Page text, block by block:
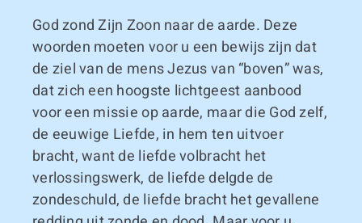
God zond Zijn Zoon naar de aarde. Deze
woorden moeten voor u een bewijs zijn dat
de ziel van de mens Jezus van “boven” was,
dat zich een hoogste lichtgeest aanbood
voor een missie op aarde, maar die God zelf,
de eeuwige Liefde, in hem ten uitvoer
bracht, want de liefde volbracht het
verlossingswerk, de liefde delgde de
zondeschuld, de liefde bracht het gevallene